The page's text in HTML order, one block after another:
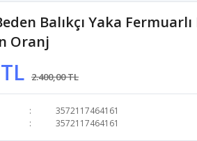
Balıkçı Yaka
Oranj
2.400,00 TL
3572117464161
3572117464161